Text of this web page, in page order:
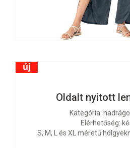
Oldalt nyitott
Kategória:
Elérhetőség:
S, M, L és XL méretű